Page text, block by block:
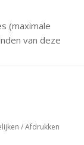
(maximale
van deze
met ons
/Afdrukken